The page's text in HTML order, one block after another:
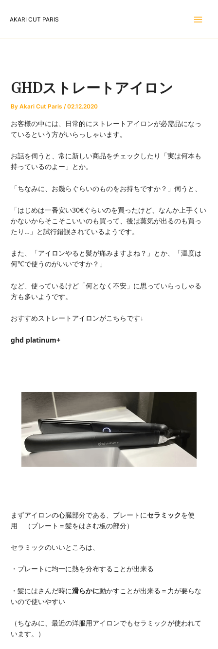
ス
AKARI CUT PARIS
GHDストレートアイロン
ByAkari Cut Paris/02.12.2020
お客様の中には、日常的にストレートアイロンが必需品になっ
ているという方がいらっしゃいます。
お話を伺うと、常に新しい商品をチェックしたり「実は何本も
持っているのよー」とか。
「ちなみに、お幾らぐらいのものをお持ちですか？」伺うと、
「はじめは一番安い30€ぐらいのを買ったけど、なんか上手くい
かないからそこそこいいのも買って、後は蒸気が出るのも買っ
たり…」と試行錯誤されているようです。
また、「アイロンやると髪が痛みますよね？」とか、「温度は
何℃で使うのがいいですか？」
など、使っているけど「何となく不安」に思っていらっしゃる
方も多いようです。
おすすめストレートアイロンがこちらです↓
ghd platinum+
まずアイロンの心臓部分である、プレートにセラミックを使
用 （プレート＝髪をはさむ板の部分）
セラミックのいいところは、
・プレートに均一に熱を分布することが出来る
・髪にはさんだ時に滑らかに動かすことが出来る＝力が要らな
いので使いやすい
（ちなみに、最近の洋服用アイロンでもセラミックが使われて
います。）